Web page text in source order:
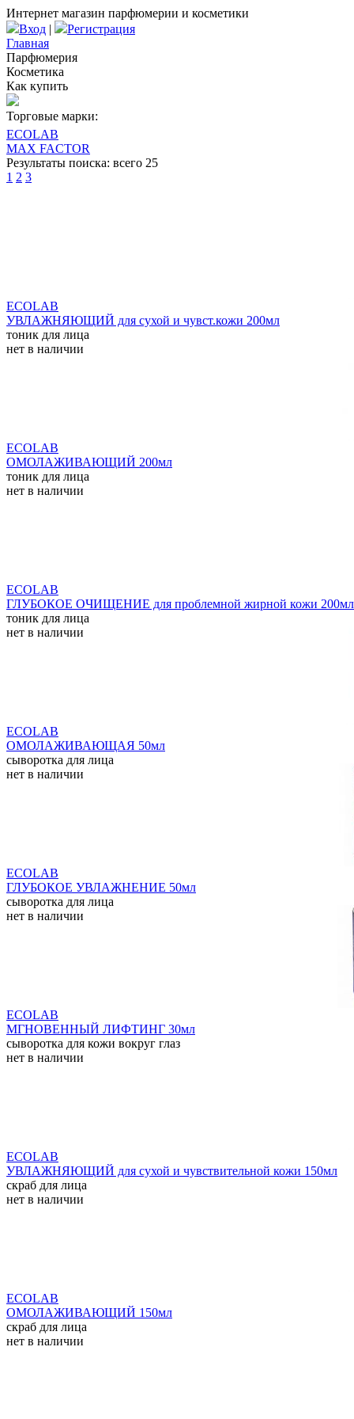
Интернет магазин парфюмерии и косметики
Вход |
Регистрация
Главная
Парфюмерия
Косметика
Как купить
Торговые марки:
ECOLAB
MAX FACTOR
Результаты поиска: всего 25
1 2 3
ECOLAB
УВЛАЖНЯЮЩИЙ для сухой и чувст.кожи 200мл
тоник для лица
нет в наличии
ECOLAB
ОМОЛАЖИВАЮЩИЙ 200мл
тоник для лица
нет в наличии
ECOLAB
ГЛУБОКОЕ ОЧИЩЕНИЕ для проблемной жирной кожи 200мл
тоник для лица
нет в наличии
ECOLAB
ОМОЛАЖИВАЮЩАЯ 50мл
сыворотка для лица
нет в наличии
ECOLAB
ГЛУБОКОЕ УВЛАЖНЕНИЕ 50мл
сыворотка для лица
нет в наличии
ECOLAB
МГНОВЕННЫЙ ЛИФТИНГ 30мл
сыворотка для кожи вокруг глаз
нет в наличии
ECOLAB
УВЛАЖНЯЮЩИЙ для сухой и чувствительной кожи 150мл
скраб для лица
нет в наличии
ECOLAB
ОМОЛАЖИВАЮЩИЙ 150мл
скраб для лица
нет в наличии